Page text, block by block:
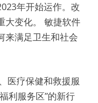
年开始运作。改
大变化。 敏捷软件
来满足卫生和社会
医疗保健和救援服
利服务区”的新行